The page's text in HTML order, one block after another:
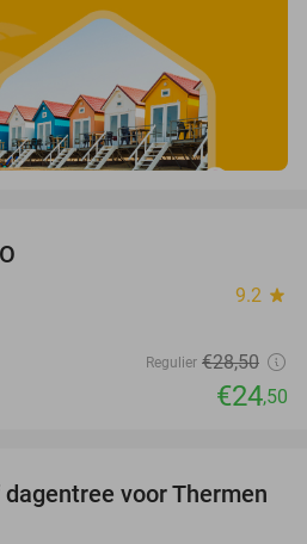
9.2 star
Regulier €28,50
€24,50
25%
voor Thermen